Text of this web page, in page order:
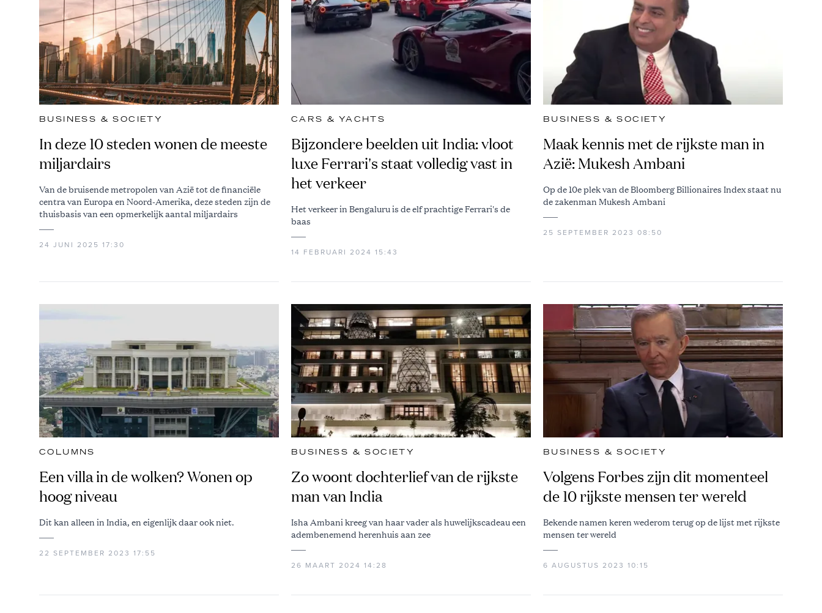
BUSINESS & SOCIETY
In deze 10 steden wonen de meeste
miljardairs
Van de bruisende metropolen van Azië tot de financiële
centra van Europa en Noord-Amerika, deze steden zijn de
thuisbasis van een opmerkelijk aantal miljardairs
24 JUNI 2025 17:30
CARS & YACHTS
Bijzondere beelden uit India: vloot
luxe Ferrari's staat volledig vast in
het verkeer
Het verkeer in Bengaluru is de elf prachtige Ferrari's de
baas
14 FEBRUARI 2024 15:43
BUSINESS & SOCIETY
Maak kennis met de rijkste man in
Azië: Mukesh Ambani
Op de 10e plek van de Bloomberg Billionaires Index staat nu
de zakenman Mukesh Ambani
25 SEPTEMBER 2023 08:50
COLUMNS
Een villa in de wolken? Wonen op
hoog niveau
Dit kan alleen in India, en eigenlijk daar ook niet.
22 SEPTEMBER 2023 17:55
BUSINESS & SOCIETY
Zo woont dochterlief van de rijkste
man van India
Isha Ambani kreeg van haar vader als huwelijkscadeau een
adembenemend herenhuis aan zee
26 MAART 2024 14:28
BUSINESS & SOCIETY
Volgens Forbes zijn dit momenteel
de 10 rijkste mensen ter wereld
Bekende namen keren wederom terug op de lijst met rijkste
mensen ter wereld
6 AUGUSTUS 2023 10:15